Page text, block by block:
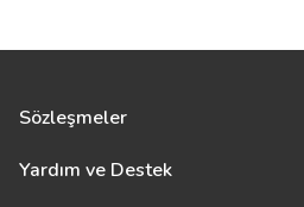
Sözleşmeler
Yardım ve Destek